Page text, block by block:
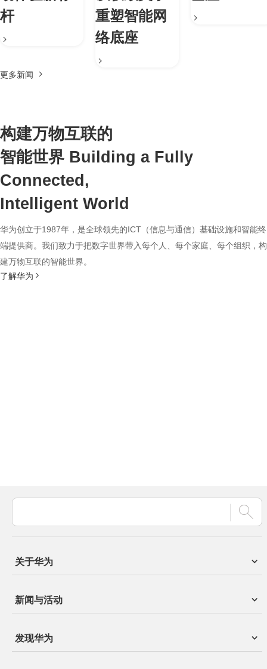
杆
重塑智能网
络底座
更多新闻
构建万物互联的
智能世界 Building a Fully
Connected,
Intelligent World
华为创立于1987年，是全球领先的ICT（信息与通信）基础设施和智能终
端提供商。我们致力于把数字世界带入每个人、每个家庭、每个组织，构
建万物互联的智能世界。
了解华为
关于华为
新闻与活动
发现华为